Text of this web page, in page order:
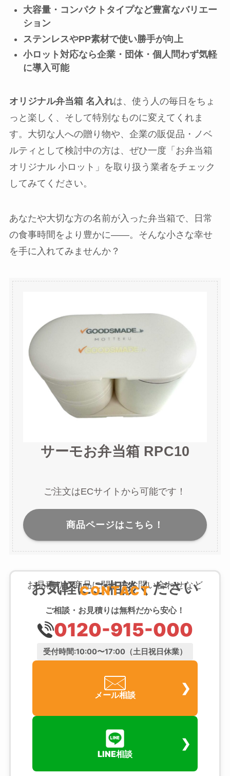
大容量・コンパクトタイプなど豊富なバリエー
ション
ステンレスやPP素材で使い勝手が向上
小ロット対応なら企業・団体・個人問わず気軽
に導入可能
オリジナル弁当箱 名入れは、使う人の毎日をちょ
っと楽しく、そして特別なものに変えてくれま
す。大切な人への贈り物や、企業の販促品・ノベ
ルティとして検討中の方は、ぜひ一度「お弁当箱
オリジナル 小ロット」を取り扱う業者をチェック
してみてください。
あなたや大切な方の名前が入った弁当箱で、日常
の食事時間をより豊かに――。そんな小さな幸せ
を手に入れてみませんか？
サーモお弁当箱 RPC10
ご注文はECサイトから可能です！
商品ページはこちら！
お見積りや商品に関するお問い合わせなど
お気軽にご相談ください
CONTACT
ご相談・お見積りは無料だから安心！
0120-915-000
受付時間:10:00〜17:00（土日祝日休業）
メール相談
LINE相談